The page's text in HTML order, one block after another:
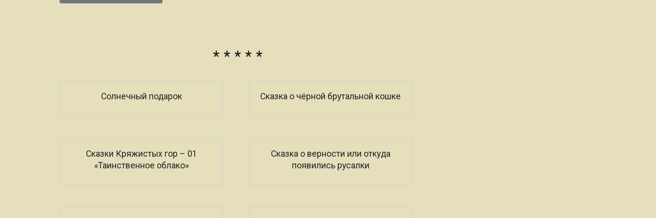
* * * * *
Солнечный подарок Сказка о чёрной брутальной кошке
Сказки Кряжистых гор – 01
«Таинственное облако»
Сказка о верности или откуда
появились русалки